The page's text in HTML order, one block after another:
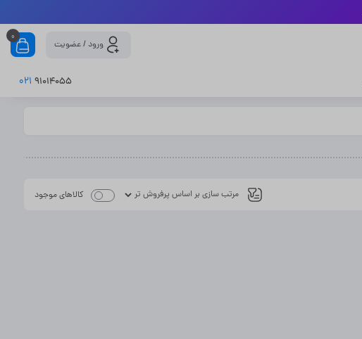
ورود / عضویت
0
91014055
021
کالاهای موجود